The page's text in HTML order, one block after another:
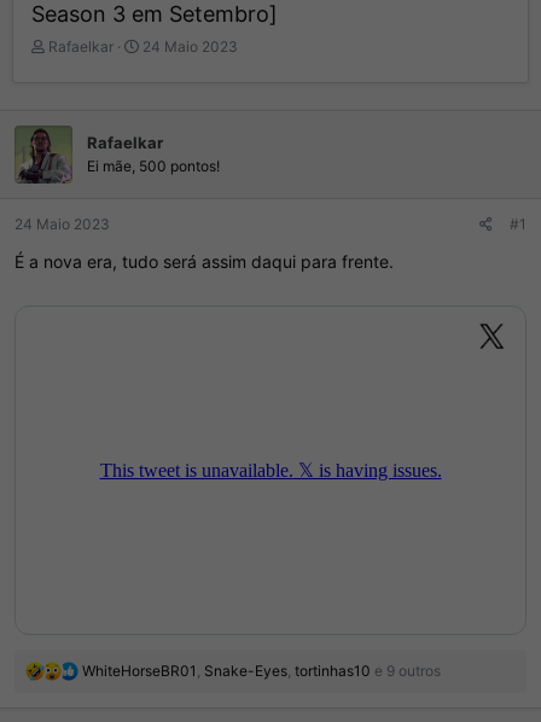
Season 3 em Setembro]
I
i
a
d
r
o
Rafaelkar
D
e
I
i
24 Maio 2023
Rafaelkar
Ei mãe, 500 pontos!
24 Maio 2023 #1
É a nova era, tudo será assim daqui para frente.
R
WhiteHorseBR01 , Snake-Eyes, tortinhas10 e 9 outros